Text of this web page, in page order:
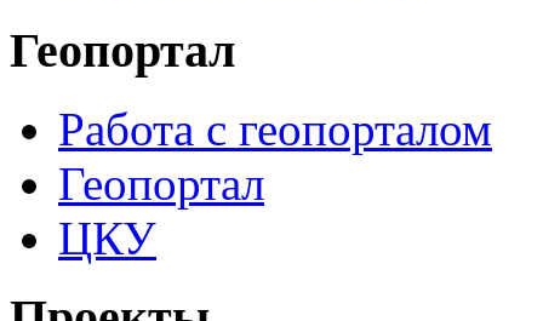
Геопортал
Работа с геопорталом
Геопортал
ЦКУ